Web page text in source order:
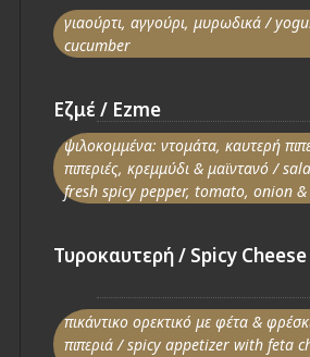
γιαούρτι, αγγούρι, μυρωδικά /
cucumber
Εζμέ / Ezme
ψιλοκομμένα: ντομάτα, καυτερή
πιπεριές, κρεμμύδι & μαϊντανό /
fresh spicy pepper, tomato, onion
Τυροκαυτερή / Spicy
πικάντικο ορεκτικό με φέτα &
πιπεριά / spicy appetizer with feta